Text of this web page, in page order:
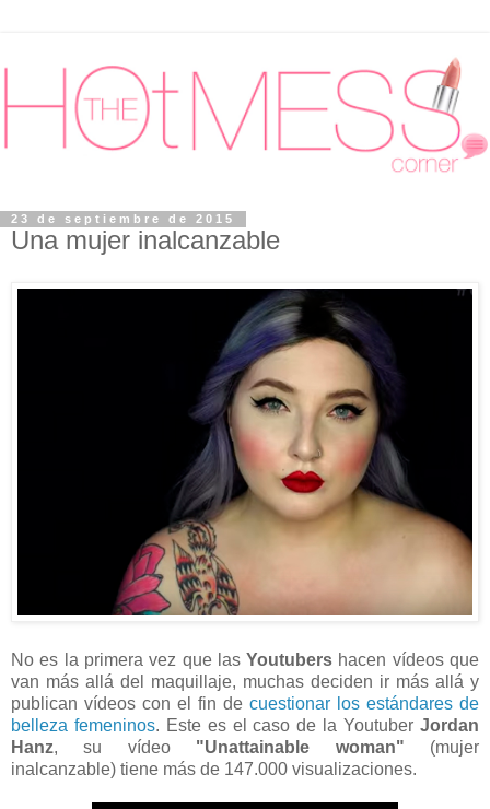
23 de septiembre de 2015
Una mujer inalcanzable
No es la primera vez que lasYoutubers hacen vídeos que
van más allá del maquillaje, muchas deciden ir más allá y
publican vídeos con el fin de cuestionar los estándares de
belleza femeninos. Este es el caso de la YoutuberJordan
Hanz, su vídeo "Unattainable woman" (mujer
inalcanzable) tiene más de 147.000 visualizaciones.